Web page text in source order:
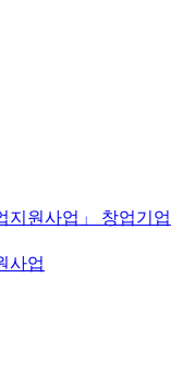
지원사업」 창업기업
사업